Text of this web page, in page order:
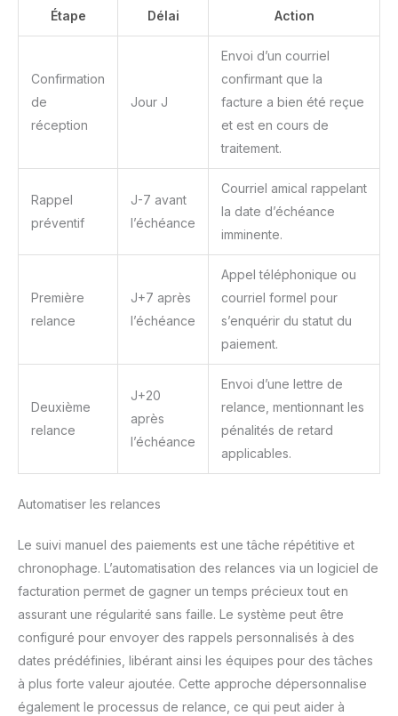
Étape Délai Action
Confirmation
de
réception
Jour J
Envoi d’un courriel
confirmant que la
facture a bien été reçue
et est en cours de
traitement.
Rappel
préventif
J-7 avant
l’échéance
Courriel amical rappelant
la date d’échéance
imminente.
Première
relance
J+7 après
l’échéance
Appel téléphonique ou
courriel formel pour
s’enquérir du statut du
paiement.
Deuxième
relance
J+20
après
l’échéance
Envoi d’une lettre de
relance, mentionnant les
pénalités de retard
applicables.
Automatiser les relances
Le suivi manuel des paiements est une tâche répétitive et
chronophage. L’automatisation des relances via un logiciel de
facturation permet de gagner un temps précieux tout en
assurant une régularité sans faille. Le système peut être
configuré pour envoyer des rappels personnalisés à des
dates prédéfinies, libérant ainsi les équipes pour des tâches
à plus forte valeur ajoutée. Cette approche dépersonnalise
également le processus de relance, ce qui peut aider à